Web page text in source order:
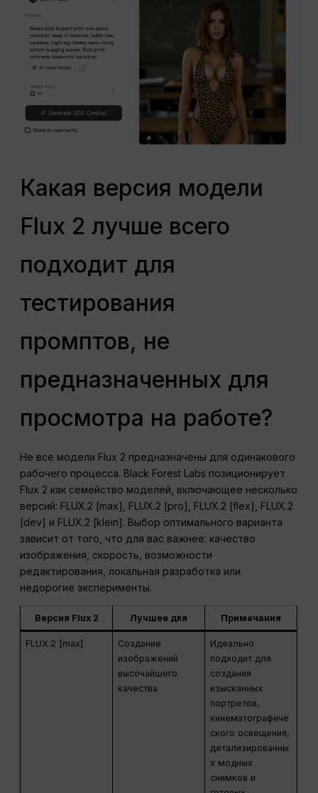
Какая версия модели
Flux 2 лучше всего
подходит для
тестирования
промптов, не
предназначенных для
просмотра на работе?
Не все модели Flux 2 предназначены для одинакового
рабочего процесса. Black Forest Labs позиционирует
Flux 2 как семейство моделей, включающее несколько
версий: FLUX.2 [max], FLUX.2 [pro], FLUX.2 [flex], FLUX.2
[dev] и FLUX.2 [klein]. Выбор оптимального варианта
зависит от того, что для вас важнее: качество
изображения, скорость, возможности
редактирования, локальная разработка или
недорогие эксперименты.
Версия Flux 2 Лучшее для Примечания
FLUX.2 [max]
Создание
изображений
высочайшего
качества
Идеально
подходит для
создания
изысканных
портретов,
кинематографиче
ского освещения,
детализированны
х модных
снимков и